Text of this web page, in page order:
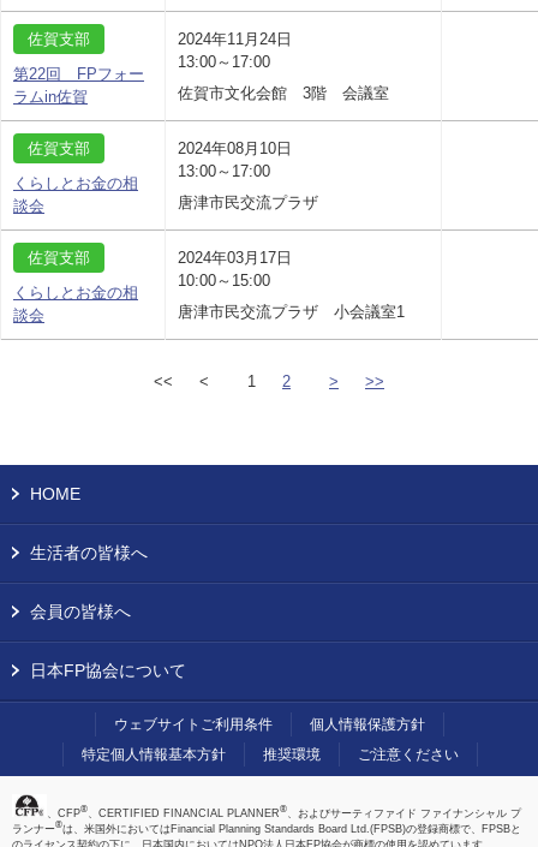
佐賀支部
第22回 FPフォー
ラムin佐賀
2024年11月24日
13:00～17:00
佐賀市文化会館 3階 会議室
佐賀支部
くらしとお金の相
談会
2024年08月10日
13:00～17:00
唐津市民交流プラザ
佐賀支部
くらしとお金の相
談会
2024年03月17日
10:00～15:00
唐津市民交流プラザ 小会議室1
<< < 1 2 > >>
HOME
生活者の皆様へ
会員の皆様へ
日本FP協会について
ウェブサイトご利用条件
個人情報保護方針
特定個人情報基本方針
推奨環境 ご注意ください
、CFP®、CERTIFIED FINANCIAL PLANNER®、およびサーティファイド ファイナンシャル プ
ランナー®は、米国外においてはFinancial Planning Standards Board Ltd.(FPSB)の登録商標で、FPSBと
のライセンス契約の下に、日本国内においてはNPO法人日本FP協会が商標の使用を認めています。